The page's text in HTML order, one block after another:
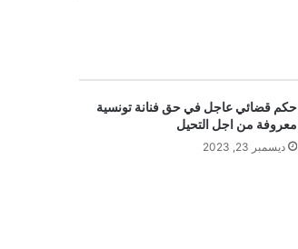
حكم قضائي عاجل في حق فنانة تونسية
معروفة من اجل التحيل
ديسمبر 23, 2023